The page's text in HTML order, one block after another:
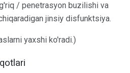
/ penetrasyon buzilishi va
jinsiy disfunktsiya.
yaxshi ko'radi.)